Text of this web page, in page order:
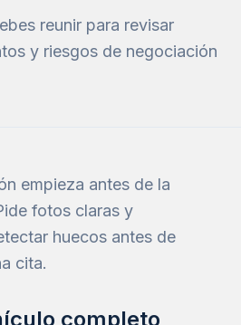
reunir para revisar
y riesgos de negociación
empieza antes de la
fotos claras y
huecos antes de
cita.
completo